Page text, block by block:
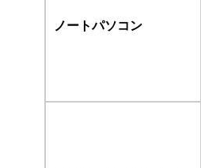
ノートパソコン